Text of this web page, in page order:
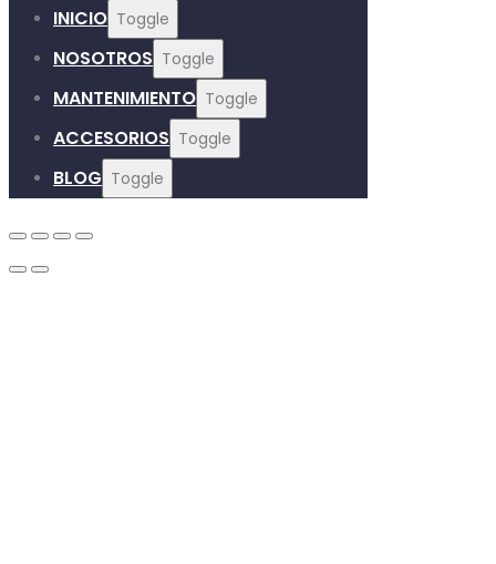
INICIO Toggle
NOSOTROS Toggle
MANTENIMIENTO Toggle
ACCESORIOS Toggle
BLOG Toggle